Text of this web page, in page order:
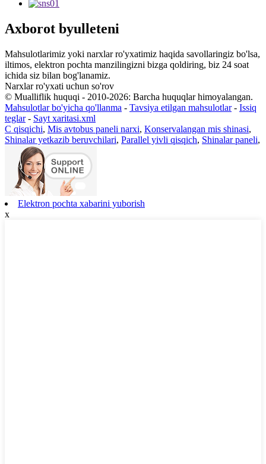
Axborot byulleteni
Mahsulotlarimiz yoki narxlar ro'yxatimiz haqida savollaringiz bo'lsa,
iltimos, elektron pochta manzilingizni bizga qoldiring, biz 24 soat
ichida siz bilan bog'lanamiz.
Narxlar ro'yxati uchun so'rov
© Mualliflik huquqi - 2010-2026: Barcha huquqlar himoyalangan.
Mahsulotlar bo'yicha qo'llanma - Tavsiya etilgan mahsulotlar- Issiq
teglar- Sayt xaritasi.xml
C qisqichi, Mis avtobus paneli narxi, Konservalangan mis shinasi,
Shinalar yetkazib beruvchilari, Parallel yivli qisqich, Shinalar paneli,
Elektron pochta xabarini yuborish
x